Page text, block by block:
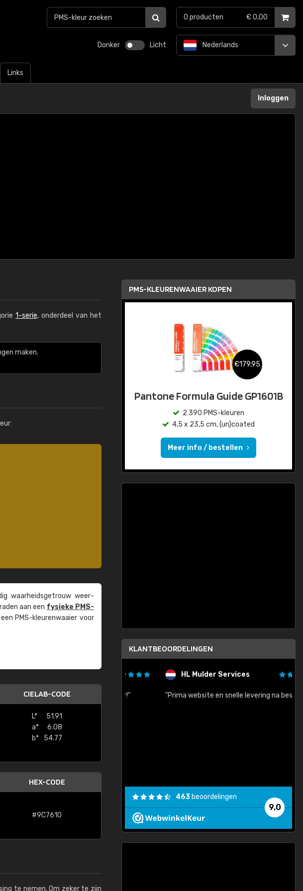
Donker Licht
Links
Nederlands
0 producten € 0,00
Inloggen
1-serie, onderdeel van het
maken.
waarheids­­getrouw weer­
aan een fysieke PMS-
PMS-kleuren­waaier voor
CIELAB-CODE
L*
51.91
a*
6.08
b*
54.77
HEX-CODE
#9C7610
te nemen. Om zeker te zijn
PMS-KLEURENWAAIER KOPEN
€179,95
Pantone Formula Guide GP1601B
2.390 PMS-kleuren
4,5 x 23,5 cm, (un)coated
Meer info / bestellen
KLANTBEOORDELINGEN
service en zeer betaalbaar!"
HL Mulder Services
"Prima website en snelle levering na bestelling"
9,0
463 beoordelingen